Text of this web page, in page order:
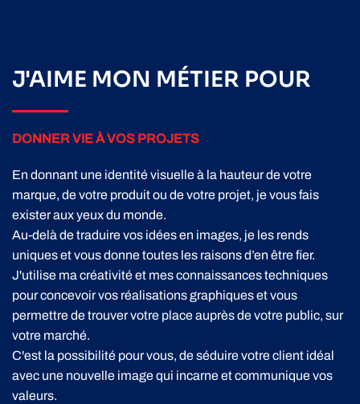
J'AIME MON MÉTIER POUR
DONNER VIE À VOS PROJETS
En donnant une identité visuelle à la hauteur de votre
marque, de votre produit ou de votre projet, je vous fais
exister aux yeux du monde.
Au-delà de traduire vos idées en images, je les rends
uniques et vous donne toutes les raisons d’en être fier.
J'utilise ma créativité et mes connaissances techniques
pour concevoir vos réalisations graphiques et vous
permettre de trouver votre place auprès de votre public, sur
votre marché.
C'est la possibilité pour vous, de séduire votre client idéal
avec une nouvelle image qui incarne et communique vos
valeurs.